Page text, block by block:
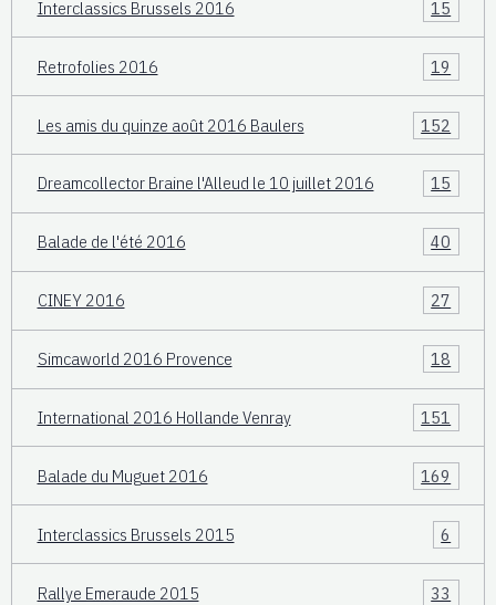
Interclassics Brussels 2016 15
Retrofolies 2016 19
Les amis du quinze août 2016 Baulers 152
Dreamcollector Braine l'Alleud le 10 juillet 2016 15
Balade de l'été 2016 40
CINEY 2016 27
Simcaworld 2016 Provence 18
International 2016 Hollande Venray 151
Balade du Muguet 2016 169
Interclassics Brussels 2015 6
Rallye Emeraude 2015 33